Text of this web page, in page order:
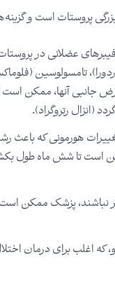
پروستات است و
عضلانی در
تامسولوسین
جانبی آنها، ممکن
(انزال رتروگراد).
هورمونی که
است تا شش ماه طول
اغلب برای درمان